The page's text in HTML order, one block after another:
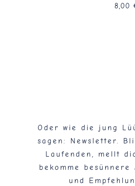
8,00
Oder wie die jung
sagen: Newsletter.
Laufenden, mellt
bekomme besünnere
und